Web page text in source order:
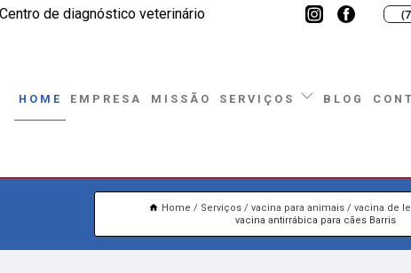
de diagnóstico veterinário
HOME EMPRESA MISSÃO SERVIÇOS BLOG
Home Serviços vacina para animais
vacina de
vacina antirrábica para cães Barris